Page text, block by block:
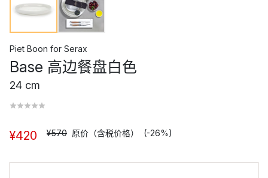
Piet Boon for Serax
Base 高边餐盘白色
24 cm
¥420 ¥570 原价（含税价格） (-26%)